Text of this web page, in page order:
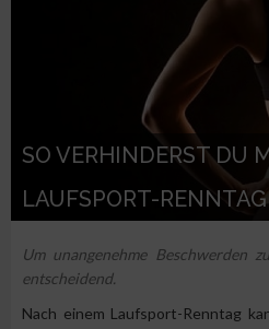
SO VERHINDERST DU
LAUFSPORT-RENNTAG
Um unangenehme Beschwerden
entscheidend.
Nach einem Laufsport-Renntag